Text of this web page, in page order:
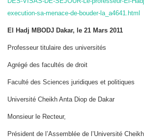
execution-sa-menace-de-bouder-la_a4641.html
El Hadj MBODJ Dakar, le 21 Mars 2011
Professeur titulaire des universités
Agrégé des facultés de droit
Faculté des Sciences juridiques et politiques
Université Cheikh Anta Diop de Dakar
Monsieur le Recteur,
Président de l’Assemblée de l’Université